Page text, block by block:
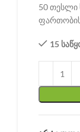
50 თესლი
15